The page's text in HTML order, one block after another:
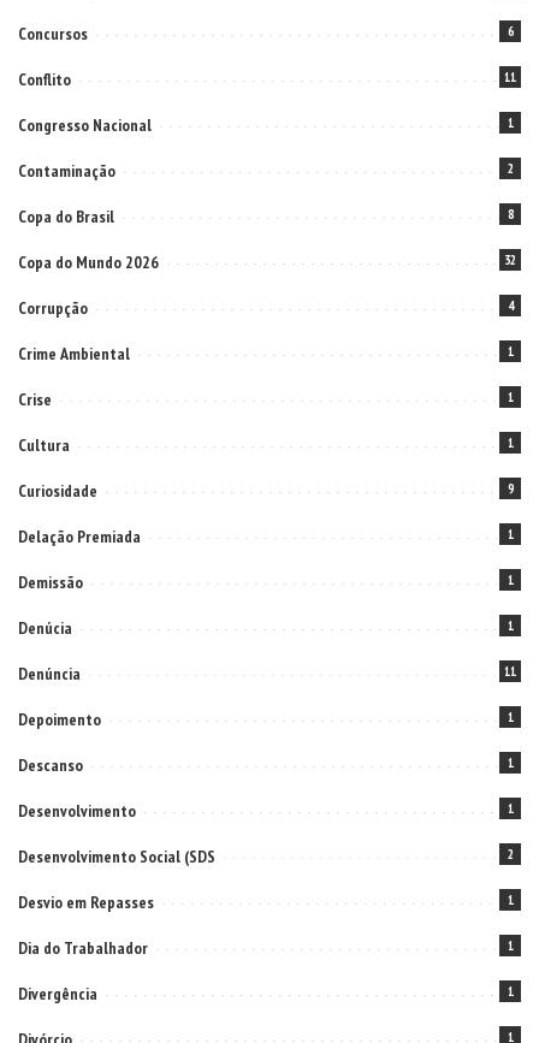
Concursos 6
Conflito 11
Congresso Nacional 1
Contaminação 2
Copa do Brasil 8
Copa do Mundo 2026 32
Corrupção 4
Crime Ambiental 1
Crise 1
Cultura 1
Curiosidade 9
Delação Premiada 1
Demissão 1
Denúcia 1
Denúncia 11
Depoimento 1
Descanso 1
Desenvolvimento 1
Desenvolvimento Social (SDS 2
Desvio em Repasses 1
Dia do Trabalhador 1
Divergência 1
1